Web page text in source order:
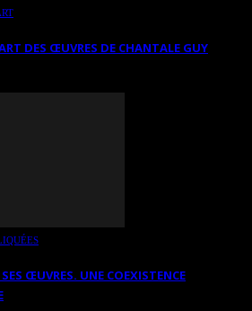
DES ŒUVRES DE CHANTALE GUY
ŒUVRES. UNE COEXISTENCE